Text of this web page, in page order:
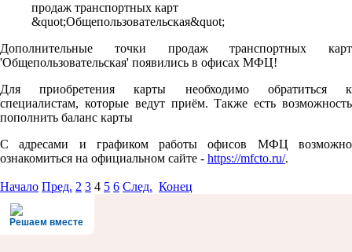
Дополнительные точки продаж транспортных карт
'Общепользовательская' появились в офисах МФЦ!
Для приобретения карты необходимо обратиться к
специалистам, которые ведут приём. Также есть возможность
пополнить баланс карты
С адресами и графиком работы офисов МФЦ возможно
ознакомиться на официальном сайте - https://mfcto.ru/.
Начало Пред. 2 3 4 5 6 След. Конец
Решаем вместе